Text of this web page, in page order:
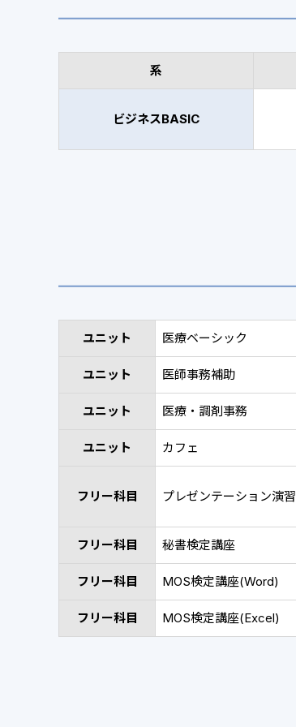
系
ビジネスBASIC
ユニット 医療ベーシック
ユニット 医師事務補助
ユニット 医療・調剤事務
ユニット カフェ
フリー科目 プレゼンテーション演習
フリー科目 秘書検定講座
フリー科目 MOS検定講座(Word)
フリー科目 MOS検定講座(Excel)